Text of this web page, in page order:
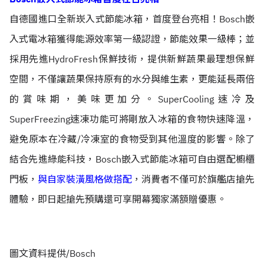
自德國進口全新崁入式節能冰箱，首度登台亮相！Bosch嵌
入式電冰箱獲得能源效率第一級認證，節能效果一級棒；並
採用先進HydroFresh保鮮技術，提供新鮮蔬果最理想保鮮
空間，不僅讓蔬果保持原有的水分與維生素，更能延長兩倍
的賞味期，美味更加分。SuperCooling速冷及
SuperFreezing速凍功能可將剛放入冰箱的食物快速降溫，
避免原本在冷藏/冷凍室的食物受到其他溫度的影響。除了
結合先進綠能科技，Bosch嵌入式節能冰箱可自由選配櫥櫃
門板， 與自家裝潢風格做搭配 ，消費者不僅可於旗艦店搶先
體驗，即日起搶先預購還可享開幕獨家滿額贈優惠。
圖文資料提供/Bosch